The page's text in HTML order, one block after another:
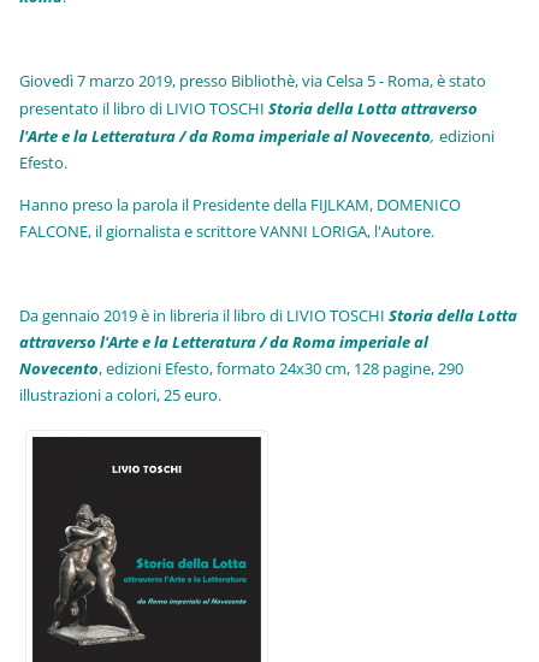
Giovedì 7 marzo 2019, presso Bibliothè, via Celsa 5 - Roma, è stato
presentato il libro di LIVIO TOSCHIStoria della Lotta attraverso
l'Arte e la Letteratura / da Roma imperiale al Novecento, edizioni
Efesto.
Hanno preso la parola il Presidente della FIJLKAM, DOMENICO
FALCONE, il giornalista e scrittore VANNI LORIGA, l'Autore.
Da gennaio 2019 è in libreria il libro di LIVIO TOSCHIStoria della Lotta
attraverso l'Arte e la Letteratura / da Roma imperiale al
Novecento, edizioni Efesto, formato 24x30 cm, 128 pagine, 290
illustrazioni a colori, 25 euro.